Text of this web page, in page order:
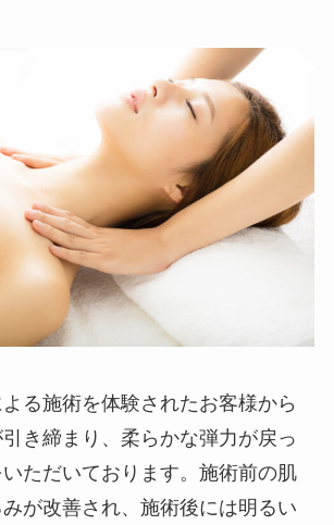
る施術を体験されたお客様から
き締まり、柔らかな弾力が戻っ
ただいております。施術前の肌
が改善され、施術後には明るい